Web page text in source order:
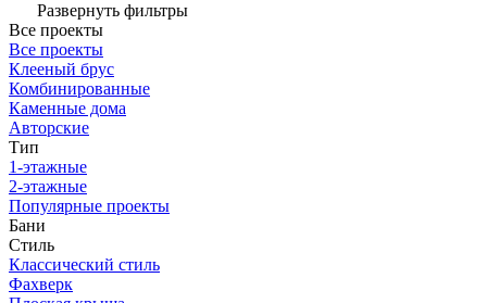
Развернуть фильтры
Все проекты
Все проекты
Клееный брус
Комбинированные
Каменные дома
Авторские
Тип
1-этажные
2-этажные
Популярные проекты
Бани
Стиль
Классический стиль
Фахверк